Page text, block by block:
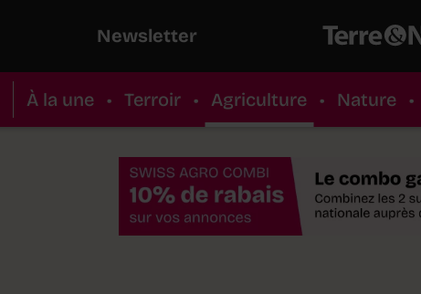
Newsletter
À la une • Terroir • Agriculture • Nature •